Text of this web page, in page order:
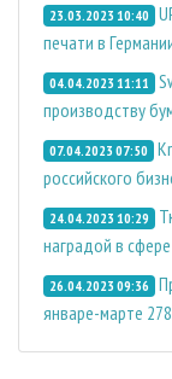
23.03.2023 10:40
печати в
04.04.2023 11:11
производству
07.04.2023 07:50
российского
24.04.2023 10:29
наградой в
26.04.2023 09:36
январе-марте